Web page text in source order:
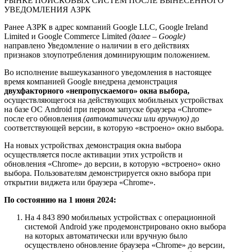
Ранее АЗРК в адрес компаний Google LLC, Google Ireland
Limited и Google Commerce Limited (далее – Google)
направлено Уведомление о наличии в его действиях
признаков злоупотребления доминирующим положением.
Во исполнение вышеуказанного уведомления в настоящее
время компанией Google внедрена демонстрация
двухфакторного «непропускаемого» окна выбора,
осуществляющегося на действующих мобильных устройствах
на базе ОС Android при первом запуске браузера «Chrome»
после его обновления (автоматически или вручную) до
соответствующей версии, в которую «встроено» окно выбора.
На новых устройствах демонстрация окна выбора
осуществляется после активации этих устройств и
обновления «Chrome» до версии, в которую «встроено» окно
выбора. Пользователям демонстрируется окно выбора при
открытии виджета или браузера «Chrome».
По состоянию на 1 июня 2024:
На 4 843 890 мобильных устройствах с операционной
системой Android уже продемонстрировано окно выбора
на которых автоматически или вручную было
осуществлено обновление браузера «Chrome» до версии,